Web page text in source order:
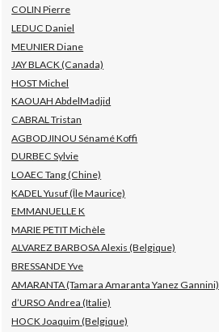
COLIN Pierre
LEDUC Daniel
MEUNIER Diane
JAY BLACK (Canada)
HOST Michel
KAOUAH AbdelMadjid
CABRAL Tristan
AGBODJINOU Sénamé Koffi
DURBEC Sylvie
LOAEC Tang (Chine)
KADEL Yusuf (Île Maurice)
EMMANUELLE K
MARIE PETIT Michèle
ALVAREZ BARBOSA Alexis (Belgique)
BRESSANDE Yve
AMARANTA (Tamara Amaranta Yanez Gannini)
d’URSO Andrea (Italie)
HOCK Joaquim (Belgique)